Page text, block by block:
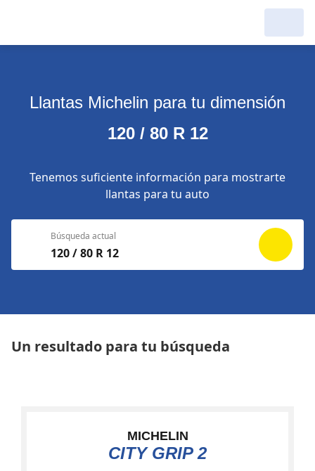
Llantas Michelin para tu dimensión
120 / 80 R 12
Tenemos suficiente información para mostrarte
llantas para tu auto
Búsqueda actual
120 / 80 R 12
Un resultado para tu búsqueda
MICHELIN
CITY GRIP 2